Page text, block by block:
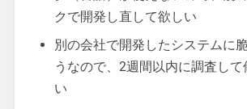
クで開発し直して欲しい
別の会社で開発したシステムに
うなので、2週間以内に調査して
い